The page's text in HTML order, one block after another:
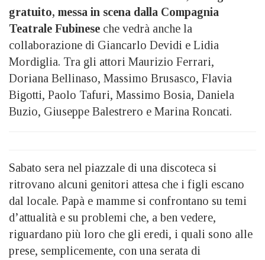
gratuito, messa in scena dalla Compagnia
Teatrale Fubinese che vedrà anche la
collaborazione di Giancarlo Devidi e Lidia
Mordiglia. Tra gli attori Maurizio Ferrari,
Doriana Bellinaso, Massimo Brusasco, Flavia
Bigotti, Paolo Tafuri, Massimo Bosia, Daniela
Buzio, Giuseppe Balestrero e Marina Roncati.
Sabato sera nel piazzale di una discoteca si
ritrovano alcuni genitori attesa che i figli escano
dal locale. Papà e mamme si confrontano su temi
d’attualità e su problemi che, a ben vedere,
riguardano più loro che gli eredi, i quali sono alle
prese, semplicemente, con una serata di